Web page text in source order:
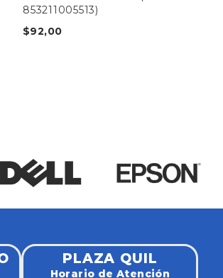
853211005513)
$92,00
PLAZA QUIL
Horario de Atención